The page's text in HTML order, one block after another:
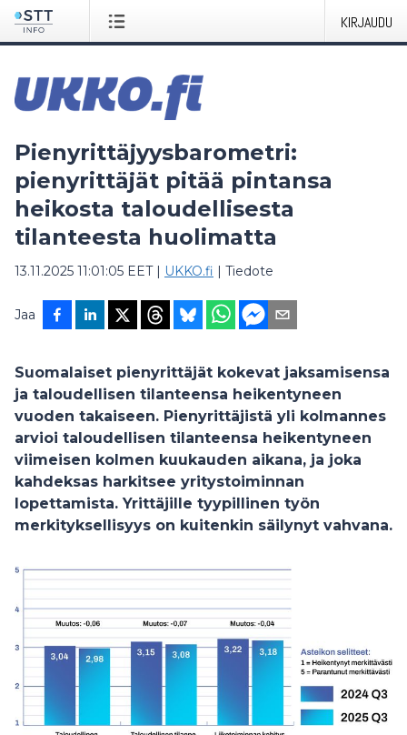
KIRJAUDU
Pienyrittäjyysbarometri:
pienyrittäjät pitää pintansa
heikosta taloudellisesta
tilanteesta huolimatta
13.11.2025 11:01:05 EET| UKKO.fi | Tiedote
Jaa
Suomalaiset pienyrittäjät kokevat jaksamisensa
ja taloudellisen tilanteensa heikentyneen
vuoden takaiseen. Pienyrittäjistä yli kolmannes
arvioi taloudellisen tilanteensa heikentyneen
viimeisen kolmen kuukauden aikana, ja joka
kahdeksas harkitsee yritystoiminnan
lopettamista. Yrittäjille tyypillinen työn
merkityksellisyys on kuitenkin säilynyt vahvana.